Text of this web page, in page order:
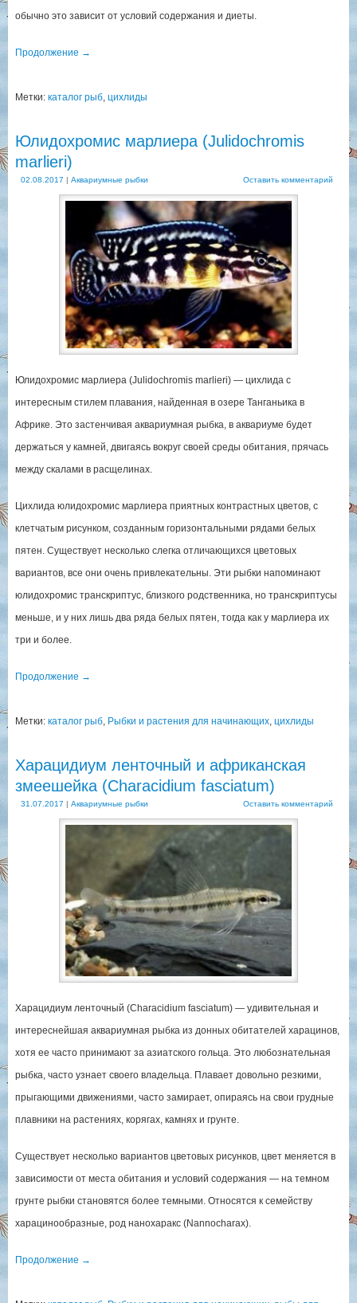
обычно это зависит от условий содержания и диеты.
Продолжение →
Метки: каталог рыб, цихлиды
Юлидохромис марлиера (Julidochromis
marlieri)
02.08.2017 | Аквариумные рыбки Оставить комментарий
Юлидохромис марлиера (Julidochromis marlieri) — цихлида с
интересным стилем плавания, найденная в озере Танганьика в
Африке. Это застенчивая аквариумная рыбка, в аквариуме будет
держаться у камней, двигаясь вокруг своей среды обитания, прячась
между скалами в расщелинах.
Цихлида юлидохромис марлиера приятных контрастных цветов, с
клетчатым рисунком, созданным горизонтальными рядами белых
пятен. Существует несколько слегка отличающихся цветовых
вариантов, все они очень привлекательны. Эти рыбки напоминают
юлидохромис транскриптус, близкого родственника, но транскриптусы
меньше, и у них лишь два ряда белых пятен, тогда как у марлиера их
три и более.
Продолжение →
Метки: каталог рыб, Рыбки и растения для начинающих, цихлиды
Харацидиум ленточный и африканская
змеешейка (Сharacidium fasciatum)
31.07.2017 | Аквариумные рыбки Оставить комментарий
Харацидиум ленточный (Сharacidium fasciatum) — удивительная и
интереснейшая аквариумная рыбка из донных обитателей харацинов,
хотя ее часто принимают за азиатского гольца. Это любознательная
рыбка, часто узнает своего владельца. Плавает довольно резкими,
прыгающими движениями, часто замирает, опираясь на свои грудные
плавники на растениях, корягах, камнях и грунте.
Существует несколько вариантов цветовых рисунков, цвет меняется в
зависимости от места обитания и условий содержания — на темном
грунте рыбки становятся более темными. Относятся к семейству
харацинообразные, род нанохаракс (Nannocharax).
Продолжение →